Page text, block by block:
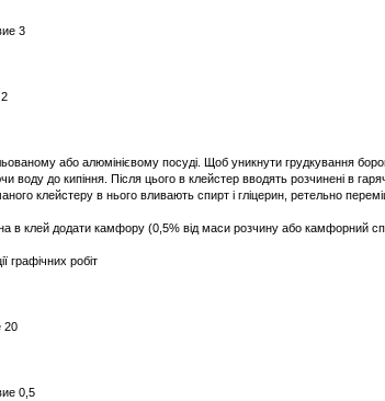
3
або алюмінієвому посуді. Щоб уникнути грудкування
воду до кипіння. Після цього в клейстер вводять розчинені в
клейстеру в нього вливають спирт і гліцерин, ретельно
в клей додати камфору (0,5% від маси розчину або камфорний
графічних робіт
20
0,5